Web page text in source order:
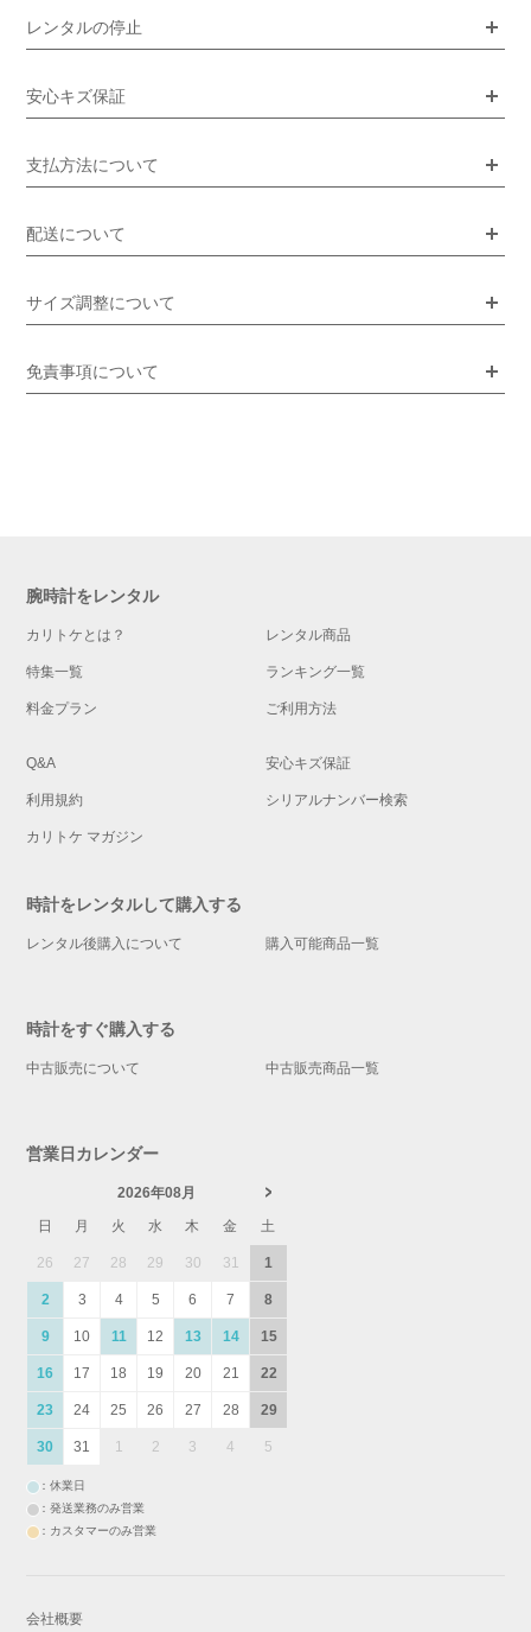
レンタルの停止
安心キズ保証
支払方法について
配送について
サイズ調整について
免責事項について
腕時計をレンタル
カリトケとは？ レンタル商品
特集一覧 ランキング一覧
料金プラン ご利用方法
Q&A 安心キズ保証
利用規約 シリアルナンバー検索
カリトケ マガジン
時計をレンタルして購入する
レンタル後購入について 購入可能商品一覧
時計をすぐ購入する
中古販売について 中古販売商品一覧
営業日カレンダー
2026年08月
日
月 火 水 木 金 土
26 27 28 29 30 31 1
2 3 4 5 6 7 8
9 10 11 12 13 14 15
16 17 18 19 20 21 22
23 24 25 26 27 28 29
30 31 1 2 3 4 5
：休業日
：発送業務のみ営業
：カスタマーのみ営業
会社概要